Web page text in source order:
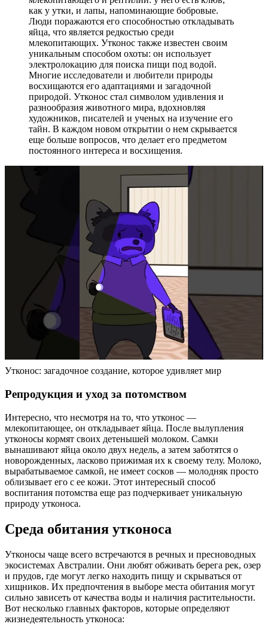
как у утки, и лапы, напоминающие бобровые.
Люди поражаются его способностью откладывать
яйца, что является редкостью среди
млекопитающих. Утконос также известен своим
уникальным способом охоты: он использует
электролокацию для поиска пищи под водой.
Многие исследователи и любители природы
восхищаются его адаптациями и загадочной
природой. Утконос стал символом удивления и
разнообразия животного мира, вдохновляя
художников, писателей и ученых на изучение его
тайн. В каждом новом открытии о нем скрывается
еще больше вопросов, что делает его предметом
постоянного интереса и восхищения.
Утконос: загадочное создание, которое удивляет мир
Репродукция и уход за потомством
Интересно, что несмотря на то, что утконос —
млекопитающее, он откладывает яйца. После вылупления
утконосы кормят своих детенышей молоком. Самки
вынашивают яйца около двух недель, а затем заботятся о
новорожденных, ласково прижимая их к своему телу. Молоко,
вырабатываемое самкой, не имеет сосков — молодняк просто
облизывает его с ее кожи. Этот интересный способ
воспитания потомства еще раз подчеркивает уникальную
природу утконоса.
Среда обитания утконоса
Утконосы чаще всего встречаются в речных и пресноводных
экосистемах Австралии. Они любят обживать берега рек, озер
и прудов, где могут легко находить пищу и скрываться от
хищников. Их предпочтения в выборе места обитания могут
сильно зависеть от качества воды и наличия растительности.
Вот несколько главных факторов, которые определяют
жизнедеятельность утконоса: